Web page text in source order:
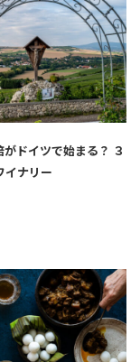
ドイツで始まる？ ３
イナリー